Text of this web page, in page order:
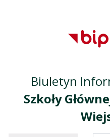
Biuletyn
Szkoły